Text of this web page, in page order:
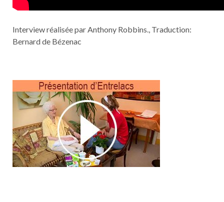
Interview réalisée par Anthony Robbins., Traduction:
Bernard de Bézenac